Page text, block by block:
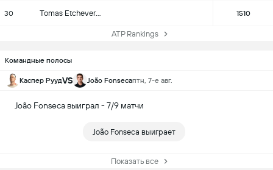
30 Tomas Etcheverry 1510
ATP Rankings
Командные полосы
Каспер РуудVS João Fonsecaптн, 7-е авг.
João Fonseca выиграл - 7/9 матчи
João Fonseca выиграет
Показать все